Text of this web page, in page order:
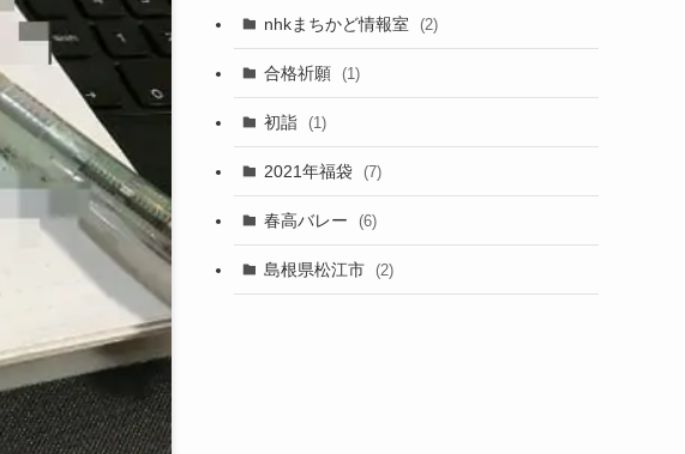
nhkまちかど情報室 (2)
合格祈願 (1)
初詣 (1)
2021年福袋 (7)
春高バレー (6)
島根県松江市 (2)